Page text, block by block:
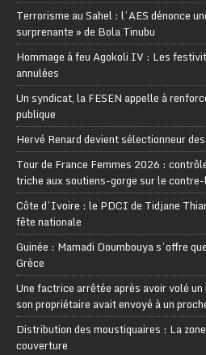
Terrorisme au Sahel : l’AES dénonce
surprenante » de Bola Tinubu
Hommage à feu Agokoli IV : Les
annulées
Un syndicat, la FESEN appelle à
publique
Hervé Renard devient sélectionneur
Tour de France Femmes 2026 :
triche aux soutiens-gorge sur le
Côte d’Ivoire : le PDCI de Tidjane
fête nationale
Guinée : Mamadi Doumbouya s’offre
Grèce
Une factrice arrêtée après avoir volé
son propriétaire avait envoyé à un
Distribution des moustiquaires : La
couverture